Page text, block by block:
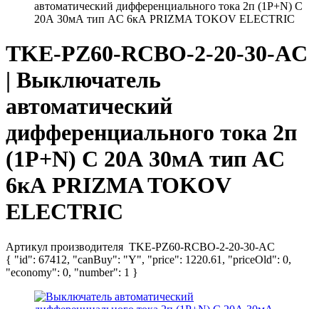
автоматический дифференциального тока 2п (1P+N) C
20А 30мА тип AC 6кА PRIZMA TOKOV ELECTRIC
TKE-PZ60-RCBO-2-20-30-AC
| Выключатель
автоматический
дифференциального тока 2п
(1P+N) C 20А 30мА тип AC
6кА PRIZMA TOKOV
ELECTRIC
Артикул производителя TKE-PZ60-RCBO-2-20-30-AC
{ "id": 67412, "canBuy": "Y", "price": 1220.61, "priceOld": 0,
"economy": 0, "number": 1 }